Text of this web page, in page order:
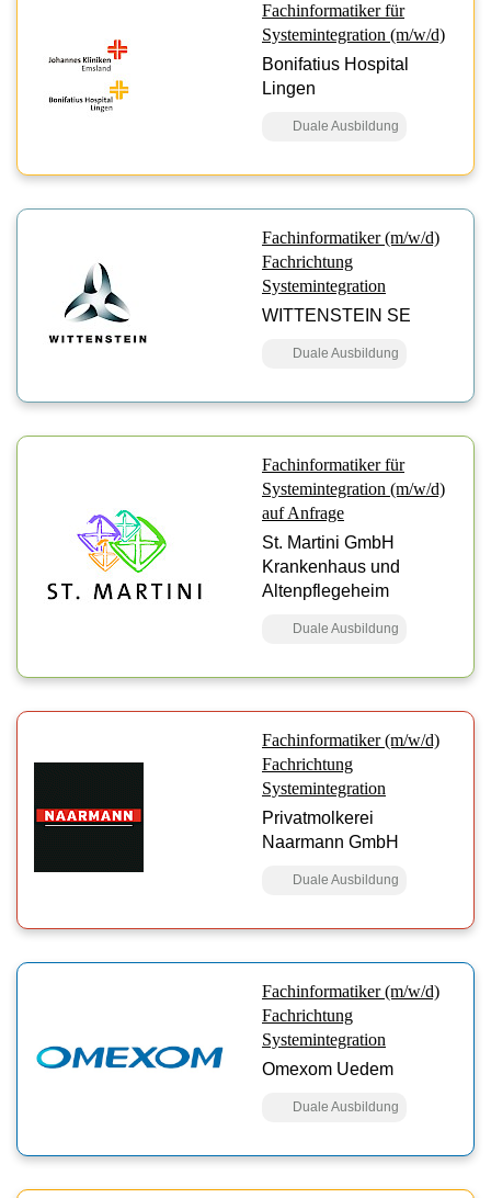
Fachinformatiker für
Systemintegration (m/w/d)
Bonifatius Hospital
Lingen
Duale Ausbildung
Fachinformatiker (m/w/d)
Fachrichtung
Systemintegration
WITTENSTEIN SE
Duale Ausbildung
Fachinformatiker für
Systemintegration (m/w/d)
auf Anfrage
St. Martini GmbH
Krankenhaus und
Altenpflegeheim
Duale Ausbildung
Fachinformatiker (m/w/d)
Fachrichtung
Systemintegration
Privatmolkerei
Naarmann GmbH
Duale Ausbildung
Fachinformatiker (m/w/d)
Fachrichtung
Systemintegration
Omexom Uedem
Duale Ausbildung